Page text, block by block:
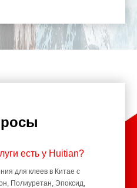
есть у Huitian?
для клеев в Китае с
Полиуретан, Эпоксид,